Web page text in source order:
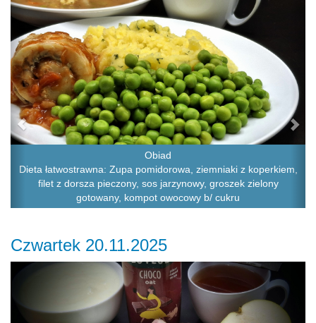
Obiad
Dieta łatwostrawna: Zupa pomidorowa, ziemniaki z koperkiem,
filet z dorsza pieczony, sos jarzynowy, groszek zielony
gotowany, kompot owocowy b/ cukru
Czwartek 20.11.2025